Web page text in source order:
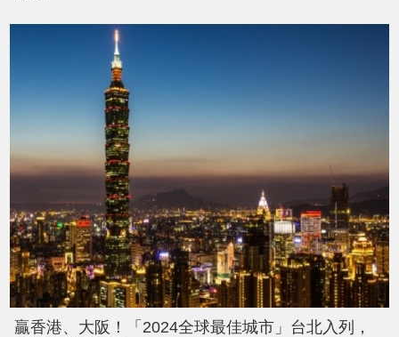
贏香港、大阪！「2024全球最佳城市」台北入列，